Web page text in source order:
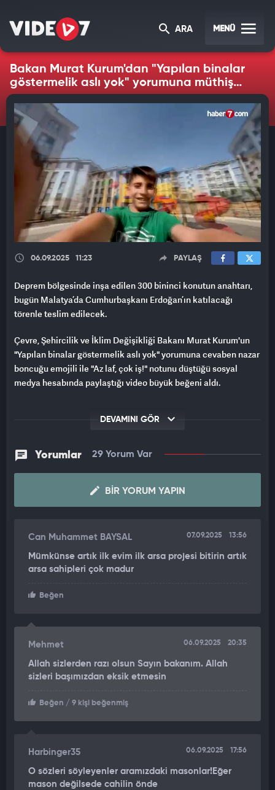
ARA MENÜ
Bakan Murat Kurum'dan "Yapılan binalar
göstermelik aslı yok" yorumuna müthiş
cevap
06.09.2025 11:23 PAYLAŞ
Deprem bölgesinde inşa edilen 300 bininci konutun anahtarı,
bugün Malatya’da Cumhurbaşkanı Erdoğan’ın katılacağı
törenle teslim edilecek.
Çevre, Şehircilik ve İklim Değişikliği Bakanı Murat Kurum'un
"Yapılan binalar göstermelik aslı yok" yorumuna cevaben nazar
boncuğu emojili ile "Az laf, çok iş!" notunu düştüğü sosyal
medya hesabında paylaştığı video büyük beğeni aldı.
teslim sayıları, 249 bin 824’ü konut, 8.907’si iş yeri ve 46 bin 105’i
23, günde 550 konut inşa edilen deprem bölgesinde 7/24
vardiya esasıyla çalışmalar yapılıyor.
Bu kapsamda yıl sonuna kadar 358 bin 859’u konut, 31 bin
307’si iş yeri, 62 bin 817’si köy evi olmak üzere toplam 452 bin
tamamlanması hedefleniyor.
DEVAMINI GÖR
Yorumlar 29 Yorum Var
BIR YORUM YAPIN
Can Muhammet BAYSAL 07.09.2025 13:56
Mümkünse artık ilk evim ilk arsa projesi bitirin artık
arsa sahipleri çok madur
Beğen
Mehmet 06.09.2025 20:35
Allah sizlerden razı olsun Sayın bakanım. Allah
sizleri başımızdan eksik etmesin
Beğen / 9 kişi beğenmiş
Harbinger35 06.09.2025 17:56
O sözleri söyleyenler aramızdaki masonlar!Eğer
mason değilsede cahilin önde